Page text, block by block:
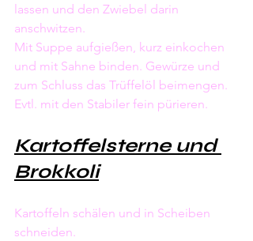
lassen und den Zwiebel darin
anschwitzen.
Mit Suppe aufgießen, kurz einkochen
und mit Sahne binden. Gewürze und
zum Schluss das Trüffelöl beimengen.
Evtl. mit den Stabiler fein pürieren.
Kartoffelsterne und
Brokkoli
Kartoffeln schälen und in Scheiben
schneiden.